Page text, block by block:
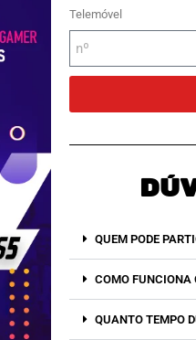
Telemóvel
QUEM PODE
COMO FUNCIONA
QUANTO TEMPO